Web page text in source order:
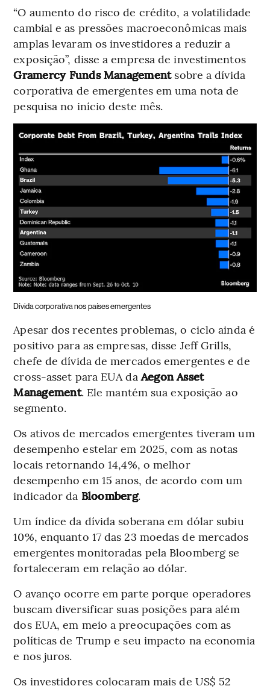
“O aumento do risco de crédito, a volatilidade
cambial e as pressões macroeconômicas mais
amplas levaram os investidores a reduzir a
exposição”, disse a empresa de investimentos
Gramercy Funds Managementsobre a dívida
corporativa de emergentes em uma nota de
pesquisa no início deste mês.
Dívida corporativa nos países emergentes
Apesar dos recentes problemas, o ciclo ainda é
positivo para as empresas, disse Jeff Grills,
chefe de dívida de mercados emergentes e de
cross-asset para EUA daAegon Asset
Management. Ele mantém sua exposição ao
segmento.
Os ativos de mercados emergentes tiveram um
desempenho estelar em 2025, com as notas
locais retornando 14,4%, o melhor
desempenho em 15 anos, de acordo com um
indicador da Bloomberg.
Um índice da dívida soberana em dólar subiu
10%, enquanto 17 das 23 moedas de mercados
emergentes monitoradas pela Bloomberg se
fortaleceram em relação ao dólar.
O avanço ocorre em parte porque operadores
buscam diversificar suas posições para além
dos EUA, em meio a preocupações com as
políticas de Trump e seu impacto na economia
e nos juros.
Os investidores colocaram mais de US$ 52